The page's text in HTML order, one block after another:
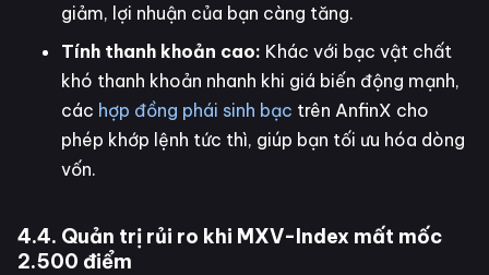
giảm, lợi nhuận của bạn càng tăng.
Tính thanh khoản cao: Khác với bạc vật chất
khó thanh khoản nhanh khi giá biến động mạnh,
các hợp đồng phái sinh bạc trên AnfinX cho
phép khớp lệnh tức thì, giúp bạn tối ưu hóa dòng
vốn.
4.4. Quản trị rủi ro khi MXV-Index mất mốc
2.500 điểm